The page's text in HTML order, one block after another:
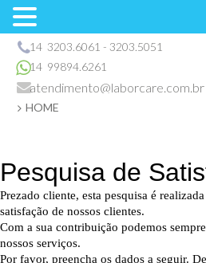
14 3203.6061 - 3203.5051
14 99894.6261
atendimento@laborcare.com.br
HOME